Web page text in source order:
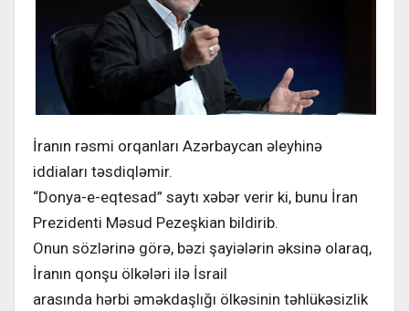
İranın rəsmi orqanları Azərbaycan əleyhinə
iddiaları təsdiqləmir.
“Donya-e-eqtesad” saytı xəbər verir ki, bunu İran
Prezidenti Məsud Pezeşkian bildirib.
Onun sözlərinə görə, bəzi şayiələrin əksinə olaraq,
İranın qonşu ölkələri ilə İsrail
arasında hərbi əməkdaşlığı ölkəsinin təhlükəsizlik